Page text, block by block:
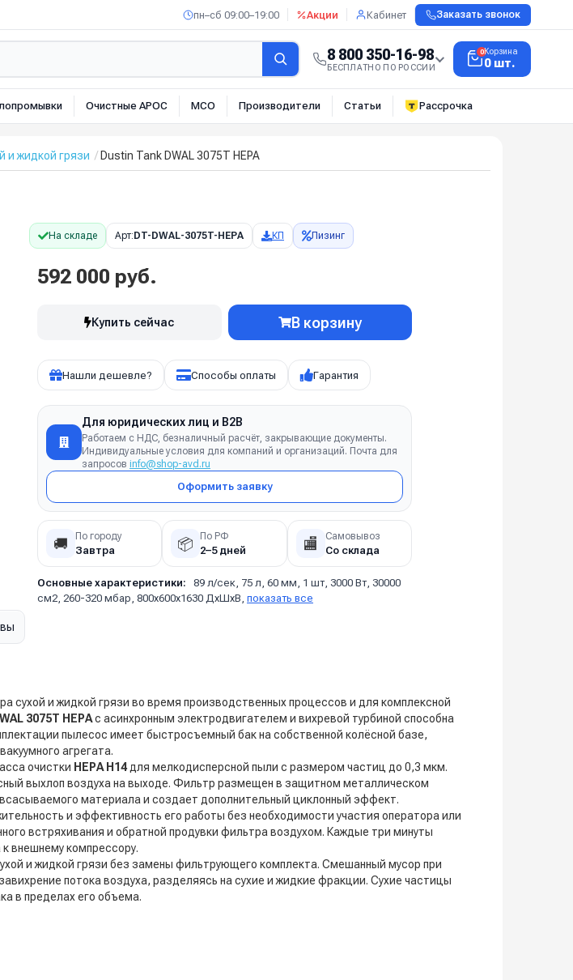
пн–сб 09:00–19:00 Акции Кабинет Заказать звонок
8 800 350-16-98
БЕСПЛАТНО ПО РОССИИ
0Корзина
0 шт.
Очистные АРОС МСО Производители Статьи Рассрочка
и жидкой грязи Dustin Tank DWAL 3075T HEPA
На складе Арт: DT-DWAL-3075T-HEPA КП Лизинг
592 000 руб.
Купить сейчас В корзину
Нашли дешевле? Способы оплаты Гарантия
Для юридических лиц и B2B
Работаем с НДС, безналичный расчёт, закрывающие документы.
Индивидуальные условия для компаний и организаций. Почта для
запросов info@shop-avd.ru
Оформить заявку
🚚 По городу
Завтра 📦 По РФ
2–5 дней 🏬 Самовывоз
Со склада
Основные характеристики:
89 л/сек, 75 л, 60 мм, 1 шт, 3000 Вт, 30000
см2, 260-320 мбар, 800х600х1630 ДхШхВ, показать все
сухой и жидкой грязи во время производственных процессов и для комплексной
3075T HEPAс асинхронным электродвигателем и вихревой турбиной способна
пылесос имеет быстросъемный бак на собственной колёсной базе,
агрегата.
очистки HEPA H14для мелкодисперсной пыли с размером частиц до 0,3 мкм.
выхлоп воздуха на выходе. Фильтр размещен в защитном металлическом
материала и создает дополнительный циклонный эффект.
и эффективность его работы без необходимости участия оператора или
встряхивания и обратной продувки фильтра воздухом. Каждые три минуты
внешнему компрессору.
и жидкой грязи без замены фильтрующего комплекта. Смешанный мусор при
потока воздуха, разделяясь на сухие и жидкие фракции. Сухие частицы
в пределах его объема.